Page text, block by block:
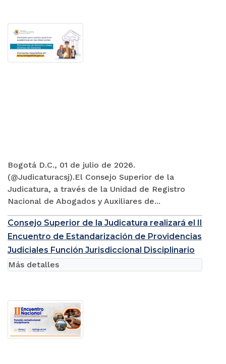
Bogotá D.C., 01 de julio de 2026.
(@Judicaturacsj).El Consejo Superior de la
Judicatura, a través de la Unidad de Registro
Nacional de Abogados y Auxiliares de...
Consejo Superior de la Judicatura realizará el II
Encuentro de Estandarización de Providencias
Judiciales Función Jurisdiccional Disciplinario
Más detalles